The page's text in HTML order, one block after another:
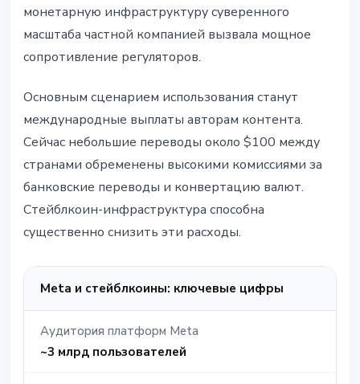
монетарную инфраструктуру суверенного
масштаба частной компанией вызвала мощное
сопротивление регуляторов.
Основным сценарием использования станут
международные выплаты авторам контента.
Сейчас небольшие переводы около $100 между
странами обременены высокими комиссиями за
банковские переводы и конвертацию валют.
Стейблкоин-инфраструктура способна
существенно снизить эти расходы.
Meta и стейблкоины: ключевые цифры
Аудитория платформ Meta
~3 млрд пользователей